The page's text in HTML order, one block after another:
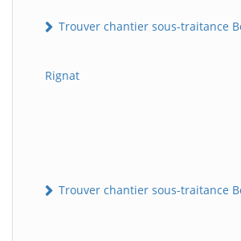
Trouver chantier sous-traitance
Rignat
Trouver chantier sous-traitance